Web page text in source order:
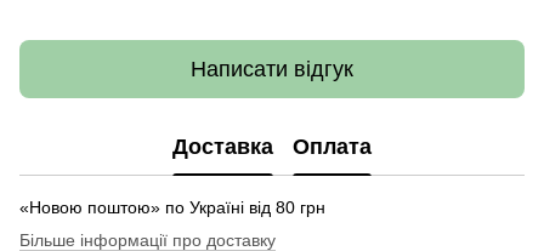
Написати відгук
Доставка Оплата
«Новою поштою» по Україні від 80 грн
Більше інформації про доставку